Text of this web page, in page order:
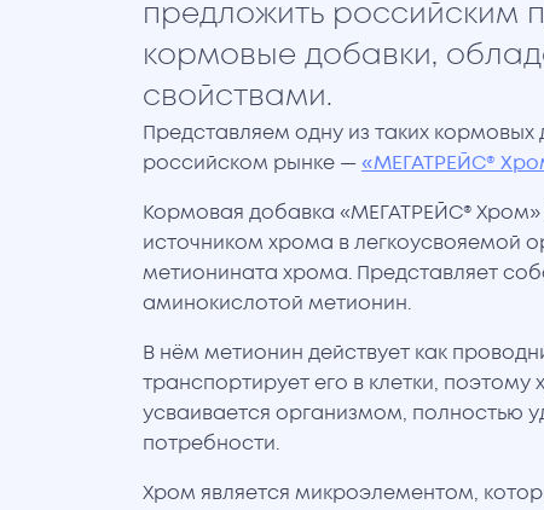
предложить российским
кормовые добавки,
свойствами.
Представляем одну из таких
российском рынке — «МЕГАТРЕЙС®
Кормовая добавка «МЕГАТРЕЙС® Хром»
источником хрома в легкоусвояемой
метионината хрома. Представляет
аминокислотой метионин.
В нём метионин действует как
транспортирует его в клетки,
усваивается организмом, полностью
потребности.
Хром является микроэлементом,